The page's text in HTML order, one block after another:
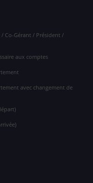
Co-Gérant / Président /
aux comptes
avec changement de